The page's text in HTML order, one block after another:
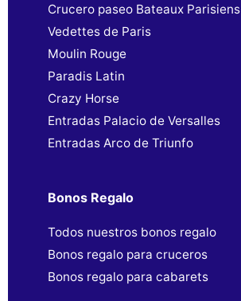
Crucero paseo Bateaux Parisiens
Vedettes de Paris
Moulin Rouge
Paradis Latin
Crazy Horse
Entradas Palacio de Versalles
Entradas Arco de Triunfo
Bonos Regalo
Todos nuestros bonos regalo
Bonos regalo para cruceros
Bonos regalo para cabarets